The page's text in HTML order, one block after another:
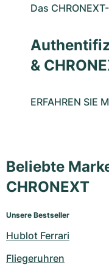
Das
&
ERFAHREN SIE
Beliebte
CHRONEXT
Unsere Bestseller
Hublot Ferrari
Fliegeruhren